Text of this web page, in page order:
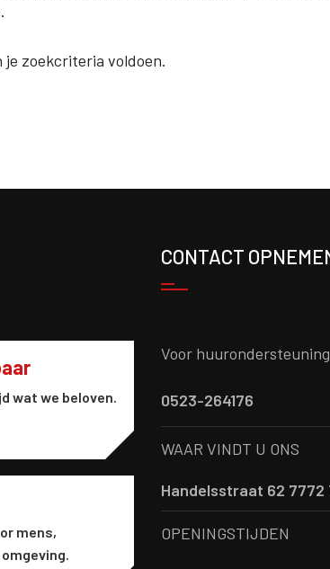
je zoekcriteria voldoen.
wat we beloven.
mens,
CONTACT
Voor huurondersteuning
0523-264176
WAAR VINDT U ONS
Handelsstraat 62 7772
OPENINGSTIJDEN